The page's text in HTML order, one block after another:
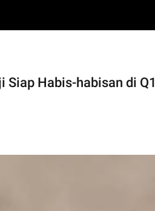
Habis-habisan di Q1